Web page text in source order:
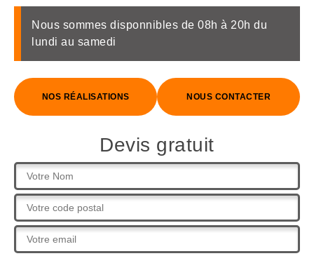
Nous sommes disponnibles de 08h à 20h du
lundi au samedi
NOS RÉALISATIONS NOUS CONTACTER
Devis gratuit